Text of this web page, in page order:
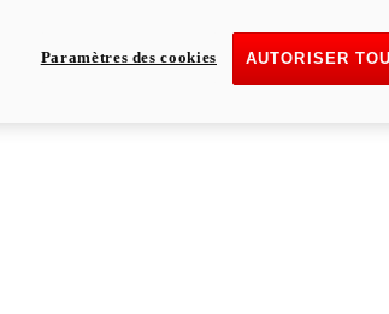
AUTORISER
Paramètres des cookies